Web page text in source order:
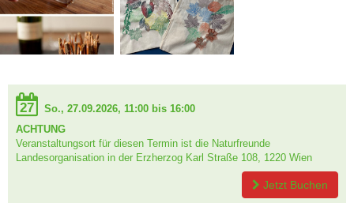
27
So., 27.09.2026, 11:00 bis 16:00
ACHTUNG
Veranstaltungsort für diesen Termin ist die Naturfreunde
Landesorganisation in der Erzherzog Karl Straße 108, 1220 Wien
Jetzt Buchen